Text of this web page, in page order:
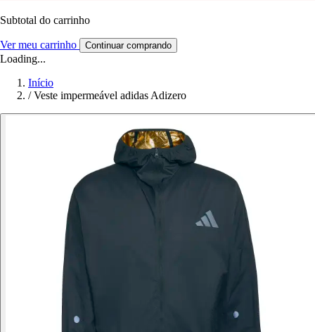
Subtotal do carrinho
Ver meu carrinho Continuar comprando
Loading...
Início
/ Veste impermeável adidas Adizero